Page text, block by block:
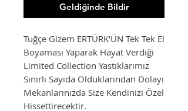
Geldiğinde Bildir
Tuğçe Gizem ERTÜRK'ÜN Tek Tek El
Boyaması Yaparak Hayat Verdiği
Limited Collection Yastıklarımız
Sınırlı Sayıda Olduklarından Dolayı
Mekanlarınızda Size Kendinizi Özel
Hissettirecektir.